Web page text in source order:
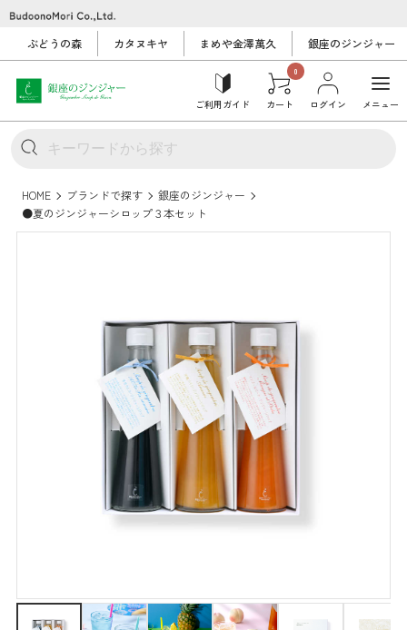
ぶどうの森 カタヌキヤ まめや金澤萬久 銀座のジンジャー
ご利用ガイド
0
カート ログイン メニュー
HOME ブランドで探す
銀座のジンジャー
●夏のジンジャーシロップ３本セット